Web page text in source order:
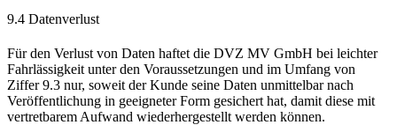
9.4 Datenverlust
Für den Verlust von Daten haftet die DVZ MV GmbH bei leichter
Fahrlässigkeit unter den Voraussetzungen und im Umfang von
Ziffer 9.3 nur, soweit der Kunde seine Daten unmittelbar nach
Veröffentlichung in geeigneter Form gesichert hat, damit diese mit
vertretbarem Aufwand wiederhergestellt werden können.